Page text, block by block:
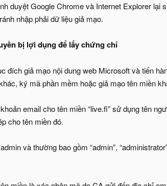
duyệt Google Chrome và Internet Explorer lại
nhập phải dữ liệu giả mạo.
bị lợi dụng để lấy chứng chỉ
giả mạo nội dung web Microsoft và tiến
ký mã phần mềm hoặc giả mạo tên miền
email cho tên miền “live.fi” sử dụng tên
cho tên miền đó.
và thường bao gồm “admin”,